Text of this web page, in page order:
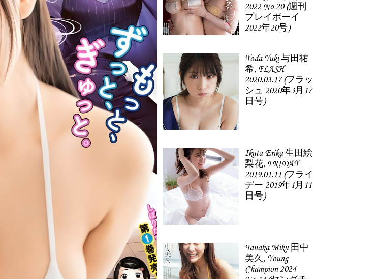
2022 No.20 (週刊
プレイボーイ
2022年20号)
Yoda Yuki 与田祐
希, FLASH
2020.03.17 (フラッ
シュ 2020年3月17
日号)
Ikuta Erika 生田絵
梨花, FRIDAY
2019.01.11 (フライ
デー 2019年1月11
日号)
Tanaka Miku 田中
美久, Young
Champion 2024